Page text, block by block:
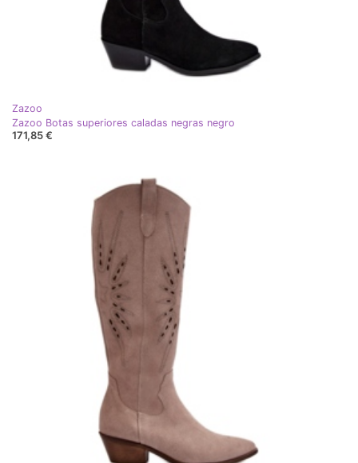
Zazoo
Zazoo Botas superiores caladas negras negro
171,85 €